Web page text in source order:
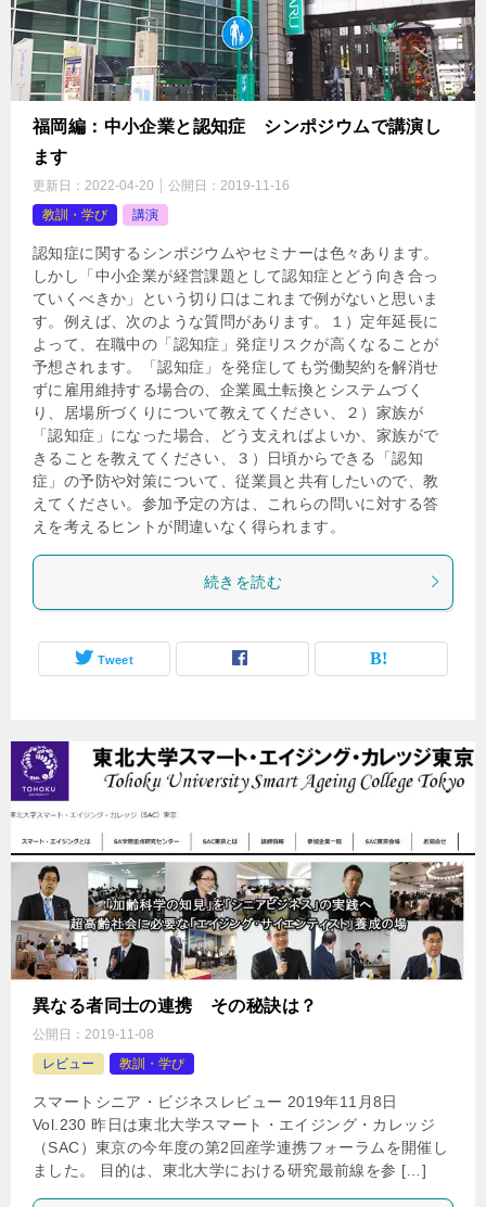
福岡編：中小企業と認知症 シンポジウムで講演し
ます
更新日： 2022-04-20 公開日： 2019-11-16
教訓・学び
講演
認知症に関するシンポジウムやセミナーは色々あります。
しかし「中小企業が経営課題として認知症とどう向き合っ
ていくべきか」という切り口はこれまで例がないと思いま
す。例えば、次のような質問があります。１）定年延⻑に
よって、在職中の「認知症」発症リスクが⾼くなることが
予想されます。「認知症」を発症しても労働契約を解消せ
ずに雇⽤維持する場合の、企業⾵⼟転換とシステムづく
り、居場所づくりについて教えてください、２）家族が
「認知症」になった場合、どう⽀えればよいか、家族がで
きることを教えてください、３）⽇頃からできる「認知
症」の予防や対策について、従業員と共有したいので、教
えてください。参加予定の方は、これらの問いに対する答
えを考えるヒントが間違いなく得られます。
続きを読む
Tweet
異なる者同士の連携 その秘訣は？
公開日： 2019-11-08
レビュー
教訓・学び
スマートシニア・ビジネスレビュー 2019年11月8日
Vol.230 昨日は東北大学スマート・エイジング・カレッジ
（SAC）東京の今年度の第2回産学連携フォーラムを開催し
ました。 目的は、東北大学における研究最前線を参 […]